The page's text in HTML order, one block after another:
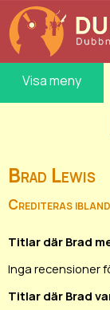
Visa meny
Brad Lewis
Crediteras
Titlar där Brad
Inga recensioner
Titlar där Brad